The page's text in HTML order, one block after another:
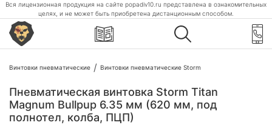
Вся лицензионная продукция на сайте popadiv10.ru представлена в ознакомительных
целях, и не может быть приобретена дистанционным способом.
Винтовки пневматические Винтовки пневматические Storm
Пневматическая винтовка Storm Titan
Magnum Bullpup 6.35 мм (620 мм, под
полнотел, колба, ПЦП)